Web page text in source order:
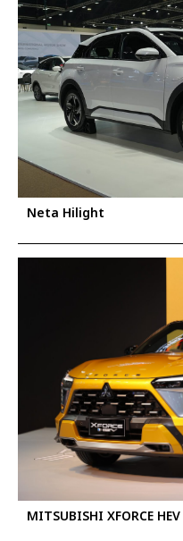
Neta Hilight
MITSUBISHI XFORCE